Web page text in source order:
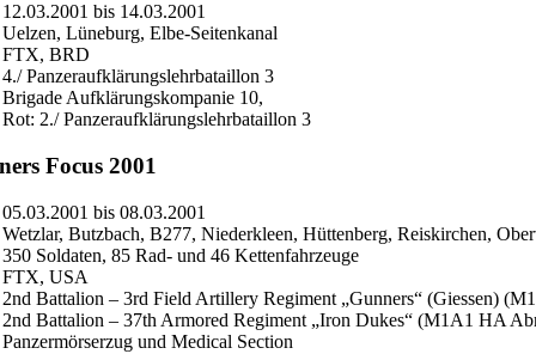
12.03.2001 bis 14.03.2001
Uelzen, Lüneburg, Elbe-Seitenkanal
FTX, BRD
4./ Panzeraufklärungslehrbataillon 3
Brigade Aufklärungskompanie 10,
Rot: 2./ Panzeraufklärungslehrbataillon 3
Focus 2001
05.03.2001 bis 08.03.2001
Wetzlar, Butzbach, B277, Niederkleen, Hüttenberg, Reiskirchen,
350 Soldaten, 85 Rad- und 46 Kettenfahrzeuge
FTX, USA
2nd Battalion – 3rd Field Artillery Regiment „Gunners“ (Giessen)
2nd Battalion – 37th Armored Regiment „Iron Dukes“ (M1A1 HA
Panzermörserzug und Medical Section